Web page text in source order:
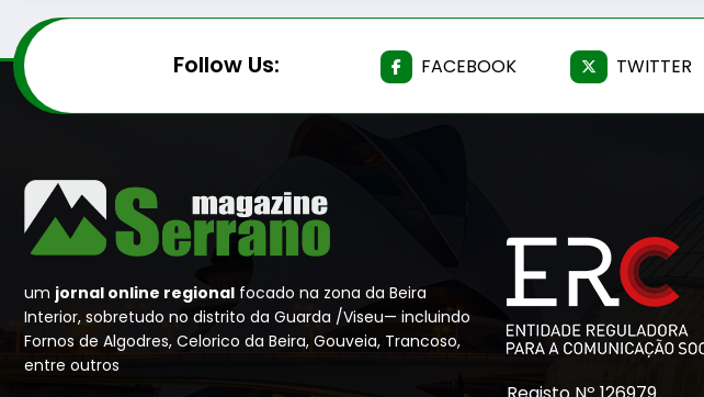
Follow Us: FACEBOOK TWITTER
um jornal online regional focado na zona da Beira
Interior, sobretudo no distrito da Guarda /Viseu— incluindo
Fornos de Algodres, Celorico da Beira, Gouveia, Trancoso,
entre outros